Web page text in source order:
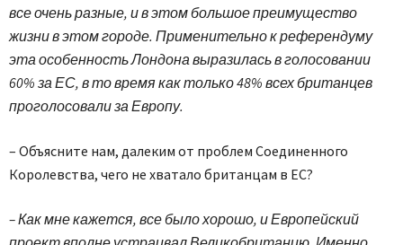
все очень разные, и в этом большое преимущество
жизни в этом городе. Применительно к референдуму
эта особенность Лондона выразилась в голосовании
60% за ЕС, в то время как только 48% всех британцев
проголосовали за Европу.
– Объясните нам, далеким от проблем Соединенного
Королевства, чего не хватало британцам в ЕС?
– Как мне кажется, все было хорошо, и Европейский